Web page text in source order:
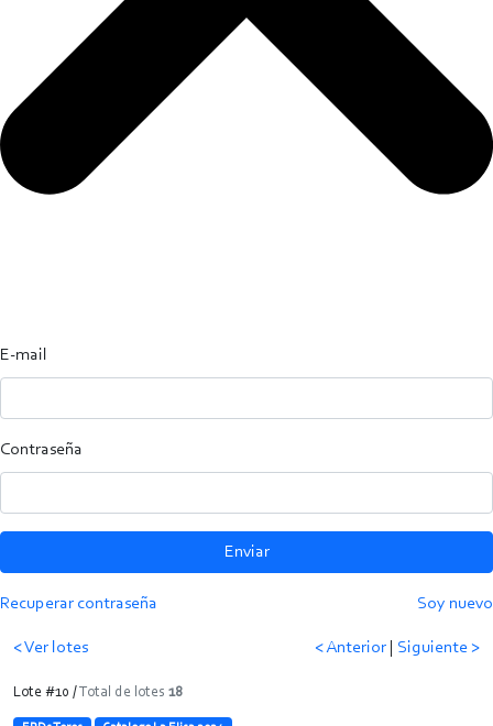
E-mail
Contraseña
Enviar
Recuperar contraseña Soy nuevo
< Ver lotes < Anterior Siguiente >
Lote #10 /Total de lotes 18